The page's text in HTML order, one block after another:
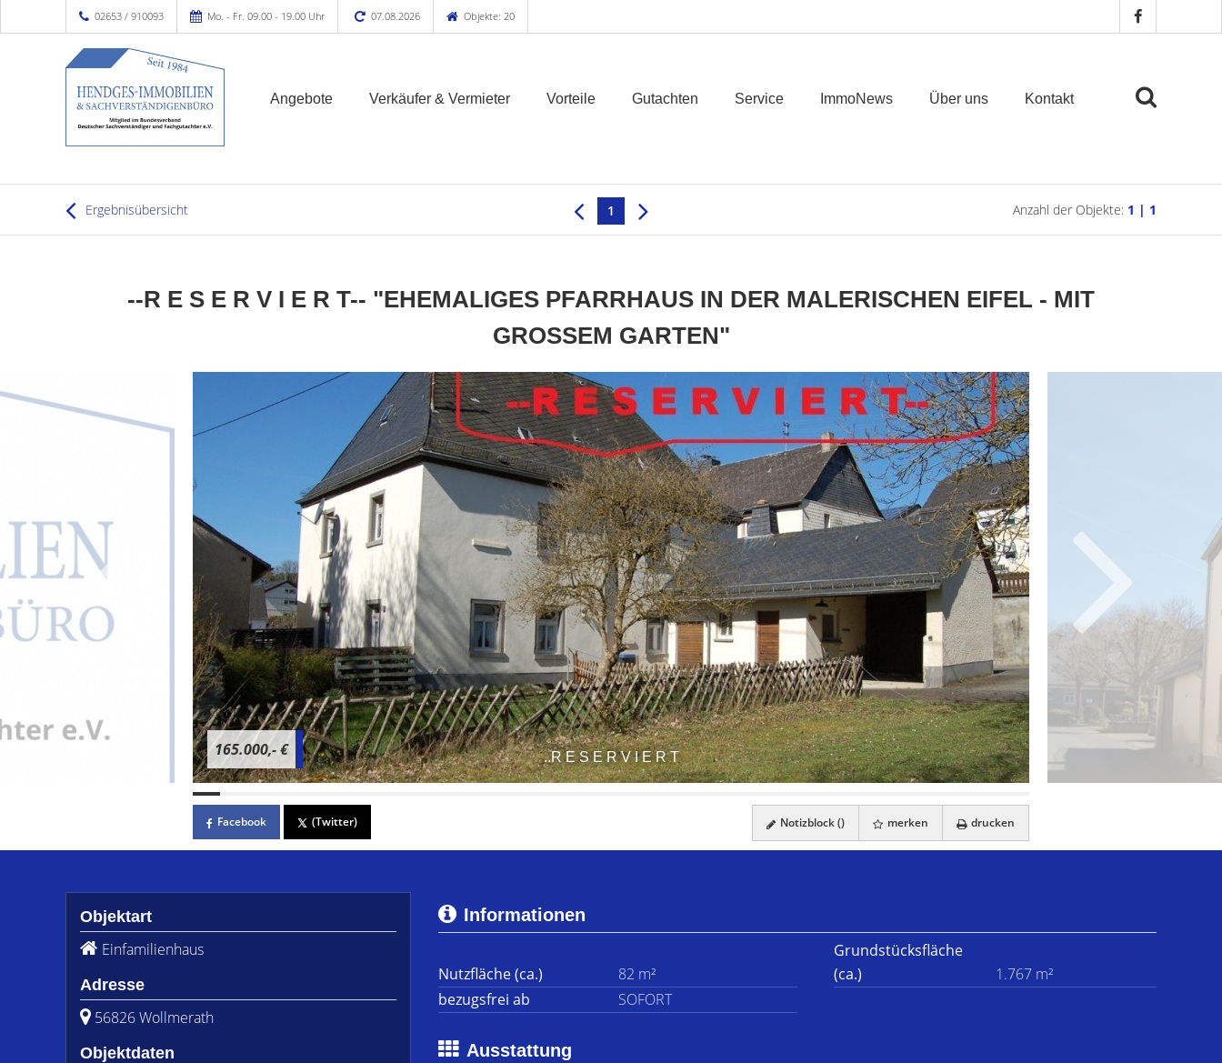
02653 / 910093 Mo. - Fr. 09.00 - 19.00 Uhr 07.08.2026 Objekte: 20
Angebote Verkäufer & Vermieter Vorteile Gutachten Service ImmoNews Über uns Kontakt
Ergebnisübersicht 1 Anzahl der Objekte: 1 | 1
--R E S E R V I E R T-- "EHEMALIGES PFARRHAUS IN DER MALERISCHEN EIFEL - MIT
GROSSEM GARTEN"
..R E S E R V I E R T
165.000,- €
Facebook (Twitter) Notizblock () merken drucken
Objektart
Einfamilienhaus
Adresse
56826 Wollmerath
Objektdaten
Informationen
Nutzfläche (ca.) 82 m²
Grundstücksfläche
(ca.)
1.767 m²
bezugsfrei ab
SOFORT
Ausstattung